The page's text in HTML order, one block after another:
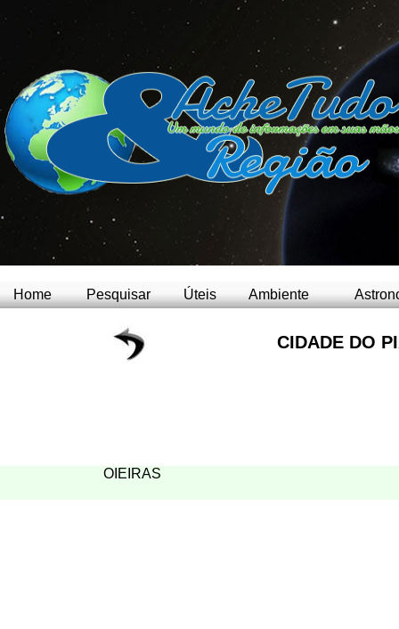
Home Pesquisar Úteis Ambiente
CIDADE DO
OIEIRAS